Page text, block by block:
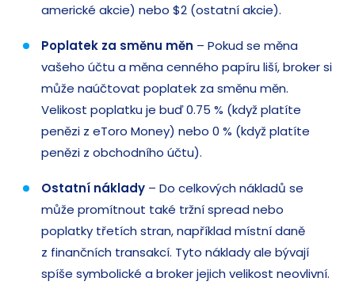
americké akcie) nebo $2 (ostatní akcie).
Poplatek za směnu měn – Pokud se měna
vašeho účtu a měna cenného papíru liší, broker si
může naúčtovat poplatek za směnu měn.
Velikost poplatku je buď 0.75 % (když platíte
penězi z eToro Money) nebo 0 % (když platíte
penězi z obchodního účtu).
Ostatní náklady – Do celkových nákladů se
může promítnout také tržní spread nebo
poplatky třetích stran, například místní daně
z finančních transakcí. Tyto náklady ale bývají
spíše symbolické a broker jejich velikost neovlivní.